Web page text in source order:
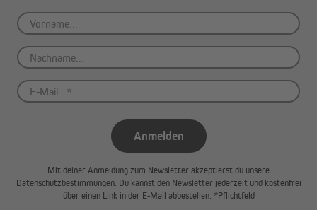
Anmelden
Mit deiner Anmeldung zum Newsletter akzeptierst du unsere
Datenschutzbestimmungen. Du kannst den Newsletter jederzeit und kostenfrei
über einen Link in der E-Mail abbestellen. *Pflichtfeld